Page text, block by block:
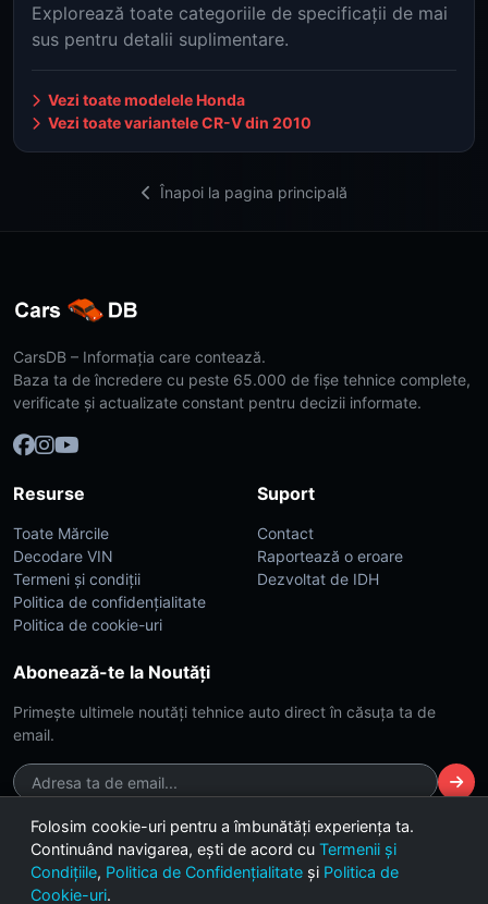
Explorează toate categoriile de specificații de mai
sus pentru detalii suplimentare.
Vezi toate modelele Honda
Vezi toate variantele CR-V din 2010
Înapoi la pagina principală
CarsDB – Informația care contează.
Baza ta de încredere cu peste 65.000 de fișe tehnice complete,
verificate și actualizate constant pentru decizii informate.
Resurse
Toate Mărcile
Decodare VIN
Termeni și condiții
Politica de confidențialitate
Politica de cookie-uri
Suport
Contact
Raportează o eroare
Dezvoltat de IDH
Abonează-te la Noutăți
Primește ultimele noutăți tehnice auto direct în căsuța ta de
email.
© 2026 CarsDB. Toate drepturile rezervate. Made with ❤️ for car
enthusiasts.
Folosim cookie-uri pentru a îmbunătăți experiența ta.
Continuând navigarea, ești de acord cu Termenii și
Condițiile, Politica de Confidențialitate și Politica de
Cookie-uri.